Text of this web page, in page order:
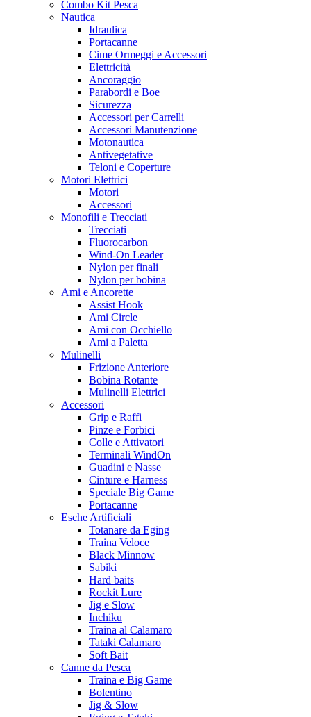
Combo Kit Pesca
Nautica
Idraulica
Portacanne
Cime Ormeggi e Accessori
Elettricità
Ancoraggio
Parabordi e Boe
Sicurezza
Accessori per Carrelli
Accessori Manutenzione
Motonautica
Antivegetative
Teloni e Coperture
Motori Elettrici
Motori
Accessori
Monofili e Trecciati
Trecciati
Fluorocarbon
Wind-On Leader
Nylon per finali
Nylon per bobina
Ami e Ancorette
Assist Hook
Ami Circle
Ami con Occhiello
Ami a Paletta
Mulinelli
Frizione Anteriore
Bobina Rotante
Mulinelli Elettrici
Accessori
Grip e Raffi
Pinze e Forbici
Colle e Attivatori
Terminali WindOn
Guadini e Nasse
Cinture e Harness
Speciale Big Game
Portacanne
Esche Artificiali
Totanare da Eging
Traina Veloce
Black Minnow
Sabiki
Hard baits
Rockit Lure
Jig e Slow
Inchiku
Traina al Calamaro
Tataki Calamaro
Soft Bait
Canne da Pesca
Traina e Big Game
Bolentino
Jig & Slow